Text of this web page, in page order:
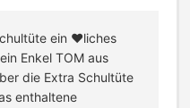
ein ♥️liches
Enkel TOM aus
die Extra Schultüte
enthaltene